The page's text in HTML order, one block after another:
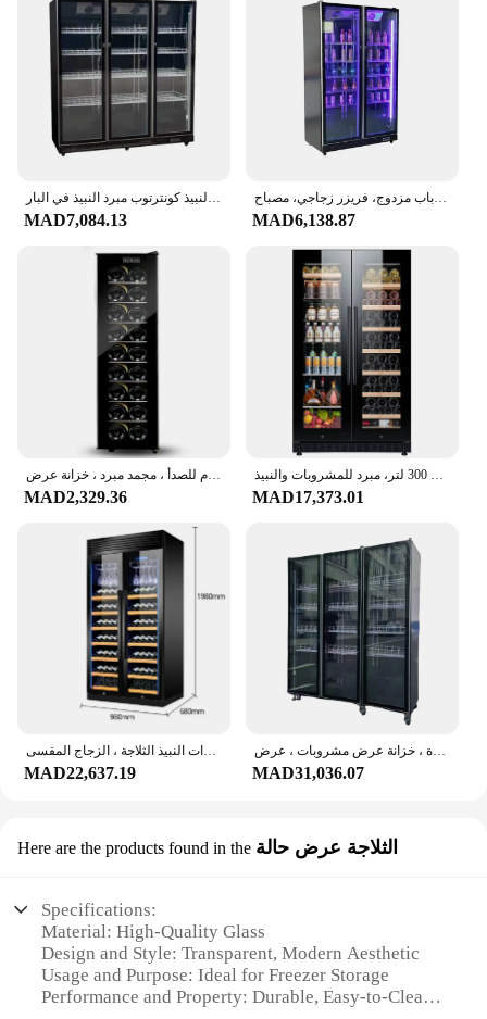
MAD7,084.13
خزانة مشروبات ثلاجة تستقيم تجارية، باب مزدوج، فريزر زجاجي، مصباح LED، خزانة عرض بيبسي كولا، ثلاجة
MAD6,138.87
MAD2,329.36 MAD17,373.01
خزانة قبو النبيذ الحديثة من الفولاذ المقاوم للصدأ ، مبردات النبيذ الثلاجة ، الزجاج المقسى
MAD22,637.19
ثلاجة كبيرة مبردة للنبيذ بدرجة حرارة واحدة ، 3 أبواب زجاجية ، زجاجة بار ، بيرة ، خزانة عرض مشروبات ، عرض
MAD31,036.07
Here are the products found in the الثلاجة عرض حالة
Specifications:
Material: High-Quality Glass
Design and Style: Transparent, Modern Aesthetic
Usage and Purpose: Ideal for Freezer Storage
Performance and Property: Durable, Easy-to-Clean